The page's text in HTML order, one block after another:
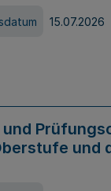
15.07.2026
und